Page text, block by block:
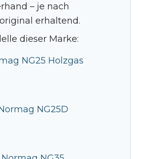
– je nach
erhaltend.
dieser Marke:
NG25 Holzgas
NG25D